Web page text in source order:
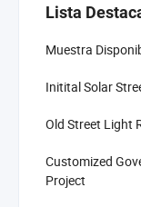
Lista
Muestra
Initital Solar
Old Street Light
Customized
Project